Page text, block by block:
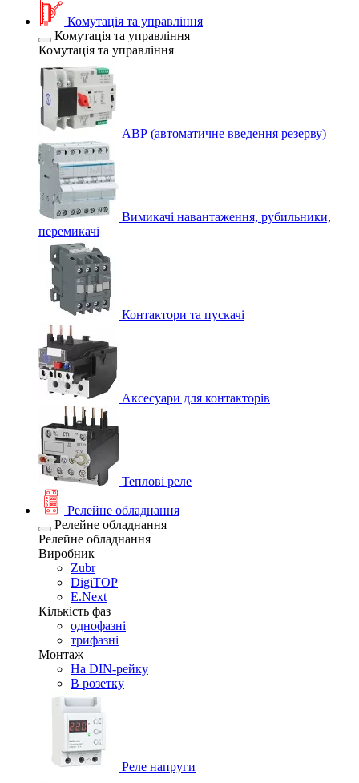
Комутація та управління
Комутація та управління
Комутація та управління
АВР (автоматичне введення резерву)
Вимикачі навантаження, рубильники,
перемикачі
Контактори та пускачі
Аксесуари для контакторів
Теплові реле
Релейне обладнання
Релейне обладнання
Релейне обладнання
Виробник
Zubr
DigiTOP
E.Next
Кількість фаз
однофазні
трифазні
Монтаж
На DIN-рейку
В розетку
Реле напруги